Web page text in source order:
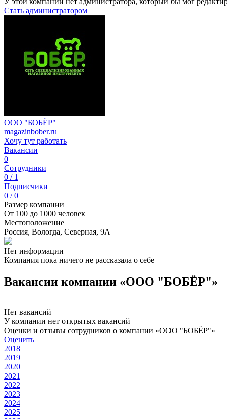
Стать администратором
ООО "БОБЁР"
magazinbober.ru
Хочу тут работать
Вакансии
0
Сотрудники
0 / 1
Подписчики
0 / 0
Размер компании
От 100 до 1000 человек
Местоположение
Россия, Вологда, Северная, 9А
Нет информации
Компания пока ничего не рассказала о себе
Вакансии компании «ООО "БОБЁР"»
Нет вакансий
У компании нет открытых вакансий
Оценки и отзывы сотрудников о компании «ООО "БОБЁР"»
Оценить
2018
2019
2020
2021
2022
2023
2024
2025